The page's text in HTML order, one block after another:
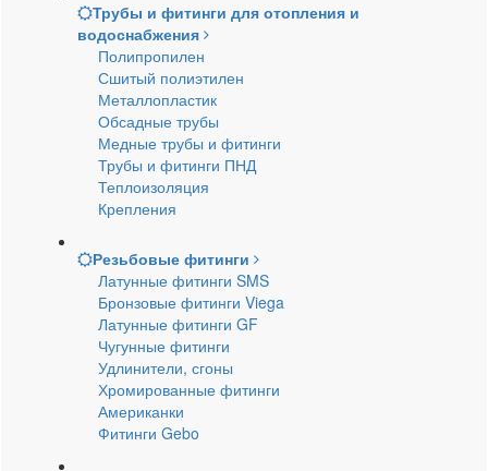
Трубы и фитинги для отопления и
водоснабжения
Полипропилен
Сшитый полиэтилен
Металлопластик
Обсадные трубы
Медные трубы и фитинги
Трубы и фитинги ПНД
Теплоизоляция
Крепления
Резьбовые фитинги
Латунные фитинги SMS
Бронзовые фитинги Viega
Латунные фитинги GF
Чугунные фитинги
Удлинители, сгоны
Хромированные фитинги
Американки
Фитинги Gebo